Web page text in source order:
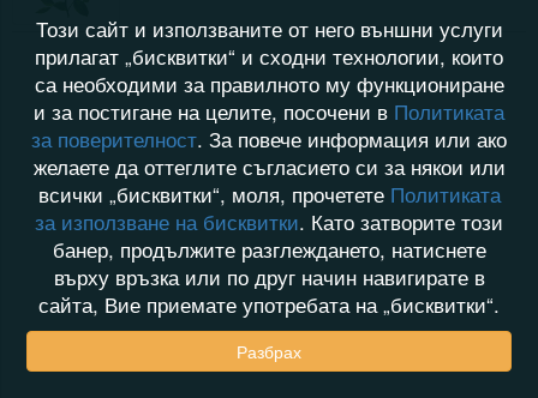
Този сайт и използваните от него външни услуги
прилагат „бисквитки“ и сходни технологии, които
са необходими за правилното му функциониране
и за постигане на целите, посочени в Политиката
за поверителност. За повече информация или ако
желаете да оттеглите съгласието си за някои или
всички „бисквитки“, моля, прочетете Политиката
за използване на бисквитки. Като затворите този
банер, продължите разглеждането, натиснете
върху връзка или по друг начин навигирате в
сайта, Вие приемате употребата на „бисквитки“.
Разбрах